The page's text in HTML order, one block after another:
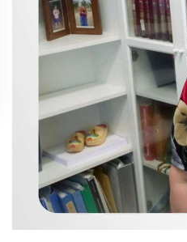
Что такое величие?